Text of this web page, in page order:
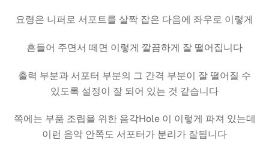
요령은 니퍼로 서포트를 살짝 잡은 다음에 좌우로 이렇게
흔들어 주면서 떼면 이렇게 깔끔하게 잘 떨어집니다
출력 부분과 서포터 부분의 그 간격 부분이 잘 떨어질 수
있도록 설정이 잘 되어 있는 것 같습니다
쪽에는 부품 조립을 위한 음각Hole 이 이렇게 파져 있는데
이런 음악 안쪽도 서포터가 분리가 잘됩니다